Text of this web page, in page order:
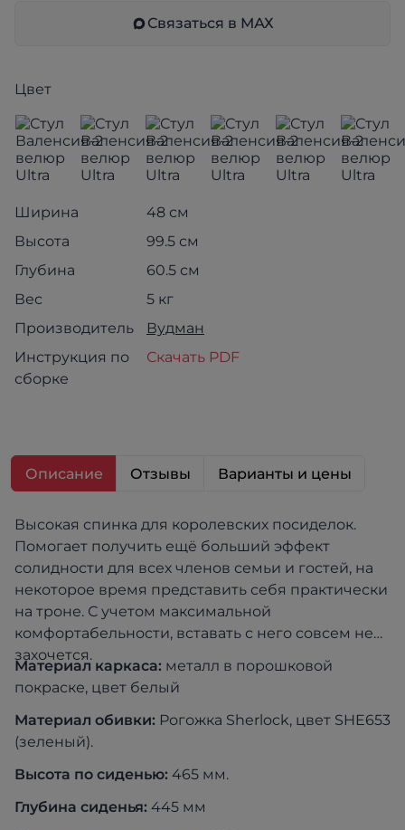
Связаться в МАХ
Цвет
Ширина
48 см
Высота
99.5 см
Глубина
60.5 см
Вес
5 кг
Производитель
Вудман
Инструкция по
сборке
Скачать PDF
Описание Отзывы Варианты и цены
Высокая спинка для королевских посиделок.
Помогает получить ещё больший эффект
солидности для всех членов семьи и гостей, на
некоторое время представить себя практически
на троне. С учетом максимальной
комфортабельности, вставать с него совсем не
захочется.
Материал каркаса: металл в порошковой
покраске, цвет белый
Материал обивки: Рогожка Sherlock, цвет SHE653
(зеленый).
Высота по сиденью: 465 мм.
Глубина сиденья: 445 мм